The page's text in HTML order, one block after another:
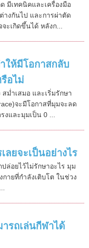
มีเทคนิคและเครื่องมือ
งกันไป และการผ่าตัด
ะเกิดขึ้นได้ หลังก...
ให้มีโอกาสกลับ
อไม่
ม่ำเสมอ และเริ่มรักษา
จะมีโอกาสที่มุมจะลด
และมุมเป็น 0 ...
ลยจะเป็นอย่างไร
ล่อยไว้ไม่รักษาอะไร มุม
กายที่กำลังเติบโต ในช่วง
รถเล่นกีฬาได้